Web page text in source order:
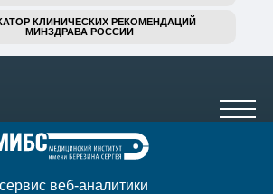
КЛИНИЧЕСКИХ РЕКОМЕНДАЦИЙ
МИНЗДРАВА РОССИИ
веб-аналитики